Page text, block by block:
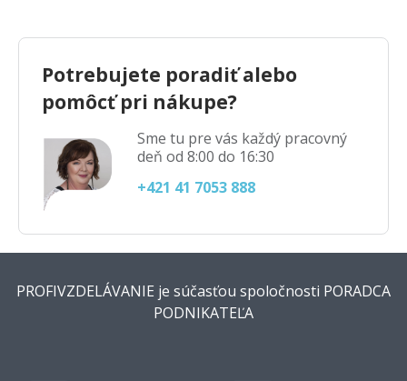
Potrebujete poradiť alebo
pomôcť pri nákupe?
Sme tu pre vás každý pracovný
deň od 8:00 do 16:30
+421 41 7053 888
PROFIVZDELÁVANIE je súčasťou spoločnosti PORADCA
PODNIKATEĽA